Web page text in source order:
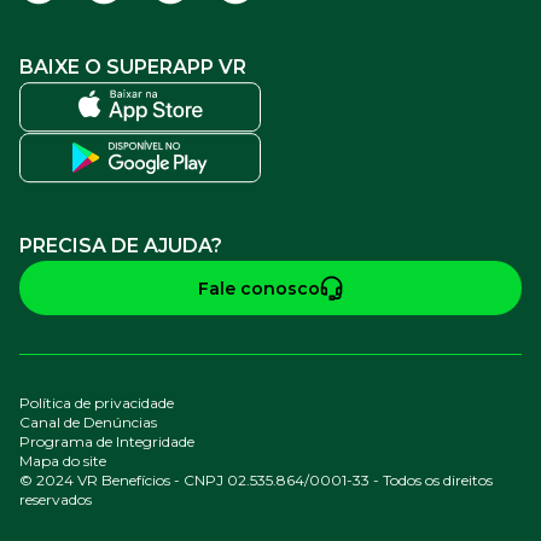
BAIXE O SUPERAPP VR
PRECISA DE AJUDA?
Fale conosco
© 2024 VR Benefícios - CNPJ 02.535.864/0001-33 - Todos os direitos
reservados
Política de privacidade
Canal de Denúncias
Programa de Integridade
Mapa do site